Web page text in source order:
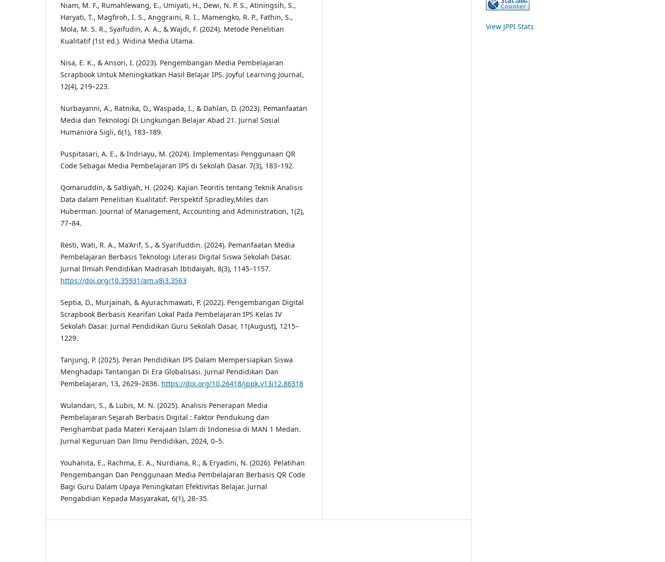
Niam, M. F., Rumahlewang, E., Umiyati, H., Dewi, N. P. S., Atiningsih, S.,
Haryati, T., Magfiroh, I. S., Anggraini, R. I., Mamengko, R. P., Fathin, S.,
Mola, M. S. R., Syaifudin, A. A., & Wajdi, F. (2024). Metode Penelitian
Kualitatif (1st ed.). Widina Media Utama.
Nisa, E. K., & Ansori, I. (2023). Pengembangan Media Pembelajaran
Scrapbook Untuk Meningkatkan Hasil Belajar IPS. Joyful Learning Journal,
12(4), 219–223.
Nurbayanni, A., Ratnika, D., Waspada, I., & Dahlan, D. (2023). Pemanfaatan
Media dan Teknologi Di Lingkungan Belajar Abad 21. Jurnal Sosial
Humaniora Sigli, 6(1), 183–189.
Puspitasari, A. E., & Indriayu, M. (2024). Implementasi Penggunaan QR
Code Sebagai Media Pembelajaran IPS di Sekolah Dasar. 7(3), 183–192.
Qomaruddin, & Sa’diyah, H. (2024). Kajian Teoritis tentang Teknik Analisis
Data dalam Penelitian Kualitatif: Perspektif Spradley,Miles dan
Huberman. Journal of Management, Accounting and Administration, 1(2),
77–84.
Resti, Wati, R. A., Ma’Arif, S., & Syarifuddin. (2024). Pemanfaatan Media
Pembelajaran Berbasis Teknologi Literasi Digital Siswa Sekolah Dasar.
Jurnal Ilmiah Pendidikan Madrasah Ibtidaiyah, 8(3), 1145–1157.
https://doi.org/10.35931/am.v8i3.3563
Septia, D., Murjainah, & Ayurachmawati, P. (2022). Pengembangan Digital
Scrapbook Berbasis Kearifan Lokal Pada Pembelajaran IPS Kelas IV
Sekolah Dasar. Jurnal Pendidikan Guru Sekolah Dasar, 11(August), 1215–
1229.
Tanjung, P. (2025). Peran Pendidikan IPS Dalam Mempersiapkan Siswa
Menghadapi Tantangan Di Era Globalisasi. Jurnal Pendidikan Dan
Pembelajaran, 13, 2629–2636. https://doi.org/10.26418/jppk.v13i12.86318
Wulandari, S., & Lubis, M. N. (2025). Analisis Penerapan Media
Pembelajaran Sejarah Berbasis Digital : Faktor Pendukung dan
Penghambat pada Materi Kerajaan Islam di Indonesia di MAN 1 Medan.
Jurnal Keguruan Dan Ilmu Pendidikan, 2024, 0–5.
Youhanita, E., Rachma, E. A., Nurdiana, R., & Eryadini, N. (2026). Pelatihan
Pengembangan Dan Penggunaan Media Pembelajaran Berbasis QR Code
Bagi Guru Dalam Upaya Peningkatan Efektivitas Belajar. Jurnal
Pengabdian Kepada Masyarakat, 6(1), 28–35.
View JPPI Stats